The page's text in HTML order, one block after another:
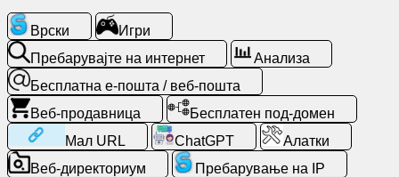
Бесплатна
е-
пошта
/
веб-
пошта
Врски
Игри
Пребарувајте на интернет
Анализа
Бесплатна е-пошта / веб-пошта
Веб-продавница
Бесплатен под-домен
Мал URL
ChatGPT
Алатки
Веб-директориум
Пребарување на IP